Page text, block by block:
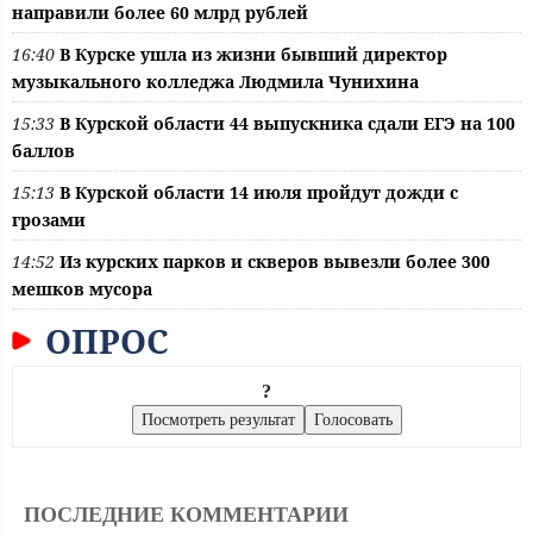
направили более 60 млрд рублей
16:40 В Курске ушла из жизни бывший директор
музыкального колледжа Людмила Чунихина
15:33 В Курской области 44 выпускника сдали ЕГЭ на 100
баллов
15:13 В Курской области 14 июля пройдут дожди с
грозами
14:52 Из курских парков и скверов вывезли более 300
мешков мусора
ОПРОС
?
ПОСЛЕДНИЕ КОММЕНТАРИИ